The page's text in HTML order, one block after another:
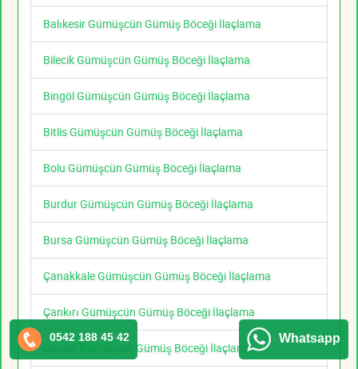
Balıkesir Gümüşcün Gümüş Böceği İlaçlama
Bilecik Gümüşcün Gümüş Böceği İlaçlama
Bingöl Gümüşcün Gümüş Böceği İlaçlama
Bitlis Gümüşcün Gümüş Böceği İlaçlama
Bolu Gümüşcün Gümüş Böceği İlaçlama
Burdur Gümüşcün Gümüş Böceği İlaçlama
Bursa Gümüşcün Gümüş Böceği İlaçlama
Çanakkale Gümüşcün Gümüş Böceği İlaçlama
Çankırı Gümüşcün Gümüş Böceği İlaçlama
Çorum Gümüşcün Gümüş Böceği İlaçlama
0542 188 45 42 Whatsapp